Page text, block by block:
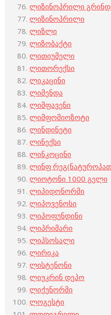
ლიზინოპრილი
ლიზინოპრილი
ლიზლი
ლიზობაქტი
ლითიუმელი
ლითორექსი
ლიკაცინი
ლიმენდა
ლიმფავენი
ლიმფომიოზოტი
ლინდინეტი
ლინექსი
ლინკოცინი
ლინფ
ლიოტონი 1000 გელი
ლიპიდონორმი
ლიპოვენოსი
ლიპოფუნდინი
ლიპრიმარი
ლიპსოსალი
ლირიკა
ლისტენონი
ლიუკრინ დეპო
ლიქუნორმი
ლოგესტი